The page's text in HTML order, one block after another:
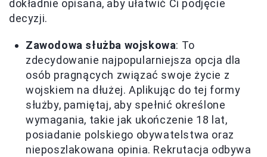
dokładnie opisana, aby ułatwić Ci podjęcie
decyzji.
Zawodowa służba wojskowa: To
zdecydowanie najpopularniejsza opcja dla
osób pragnących związać swoje życie z
wojskiem na dłużej. Aplikując do tej formy
służby, pamiętaj, aby spełnić określone
wymagania, takie jak ukończenie 18 lat,
posiadanie polskiego obywatelstwa oraz
nieposzlakowana opinia. Rekrutacja odbywa